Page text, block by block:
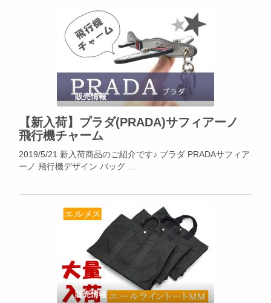
販売情報
【新入荷】プラダ(PRADA)サフィアーノ
飛行機チャーム
2019/5/21 新入荷商品のご紹介です♪ プラダ PRADAサフィア
ーノ 飛行機デザイン バッグ …
販売情報